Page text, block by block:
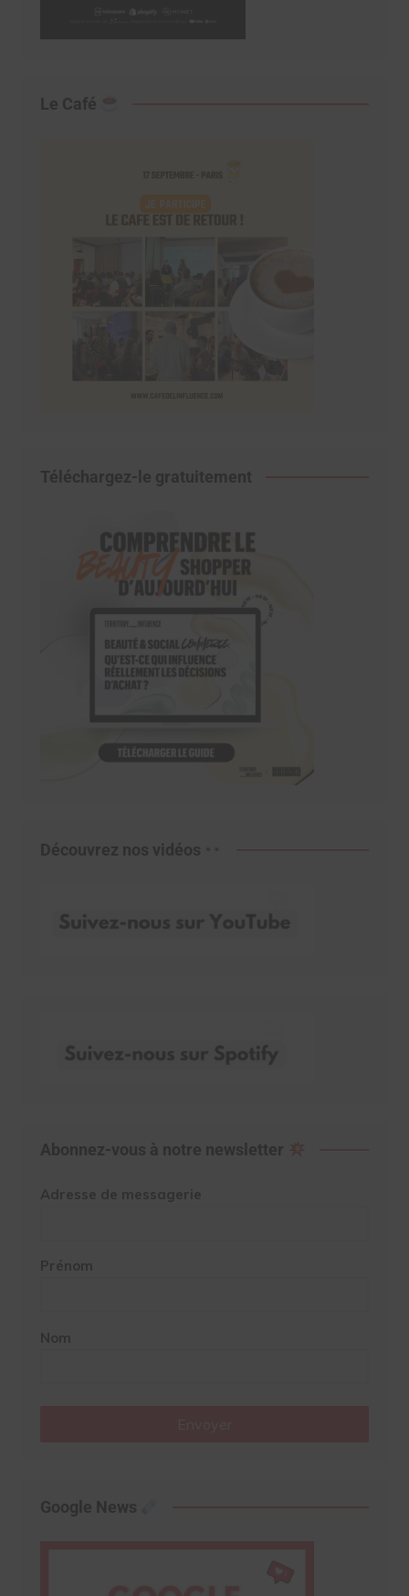
Le Café
Téléchargez-le gratuitement
Découvrez nos vidéos
Abonnez-vous à notre newsletter
Adresse de messagerie
Prénom
Nom
Google News